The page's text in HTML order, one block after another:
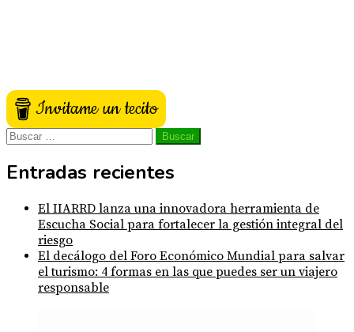
Invitame un tecito
Buscar:
Entradas recientes
El IIARRD lanza una innovadora herramienta de
Escucha Social para fortalecer la gestión integral del
riesgo
El decálogo del Foro Económico Mundial para salvar
el turismo: 4 formas en las que puedes ser un viajero
responsable